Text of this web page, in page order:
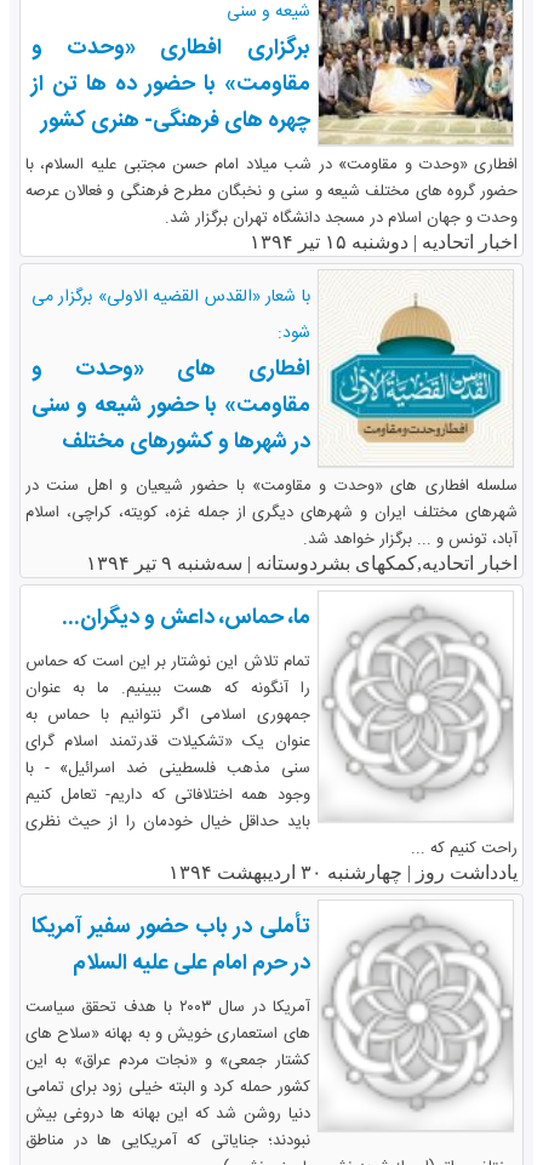
شیعه و سنی
برگزاری افطاری «وحدت و
مقاومت» با حضور ده ها تن از
چهره های فرهنگی- هنری کشور
افطاری «وحدت و مقاومت» در شب میلاد امام حسن مجتبی علیه السلام، با
حضور گروه های مختلف شیعه و سنی و نخبگان مطرح فرهنگی و فعالان عرصه
وحدت و جهان اسلام در مسجد دانشگاه تهران برگزار شد.
اخبار اتحادیه | دوشنبه ۱۵ تیر ۱۳۹۴
با شعار «القدس القضیه الاولی» برگزار می
شود:
افطاری های «وحدت و
مقاومت» با حضور شیعه و سنی
در شهرها و کشورهای مختلف
سلسله افطاری های «وحدت و مقاومت» با حضور شیعیان و اهل سنت در
شهرهای مختلف ایران و شهرهای دیگری از جمله غزه، کویته، کراچی، اسلام
آباد، تونس و ... برگزار خواهد شد.
اخبار اتحادیه,کمکهای بشردوستانه | سه‌شنبه ۹ تیر ۱۳۹۴
ما، حماس، داعش و دیگران...
تمام تلاش این نوشتار بر این است که حماس
را آنگونه که هست ببینیم. ما به عنوان
جمهوری اسلامی اگر نتوانیم با حماس به
عنوان یک «تشکیلات قدرتمند اسلام گرای
سنی مذهب فلسطینی ضد اسرائیل» - با
وجود همه اختلافاتی که داریم- تعامل کنیم
باید حداقل خیال خودمان را از حیث نظری
راحت کنیم که ...
یادداشت روز | چهارشنبه ۳۰ اردیبهشت ۱۳۹۴
تأملی در باب حضور سفیر آمریکا
در حرم امام علی علیه السلام
آمریکا در سال ۲۰۰۳ با هدف تحقق سیاست
های استعماری خویش و به بهانه «سلاح های
کشتار جمعی» و «نجات مردم عراق» به این
کشور حمله کرد و البته خیلی زود برای تمامی
دنیا روشن شد که این بهانه ها دروغی بیش
نبودند؛ جنایاتی که آمریکایی ها در مناطق